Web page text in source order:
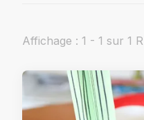
Affichage : 1 - 1 sur 1